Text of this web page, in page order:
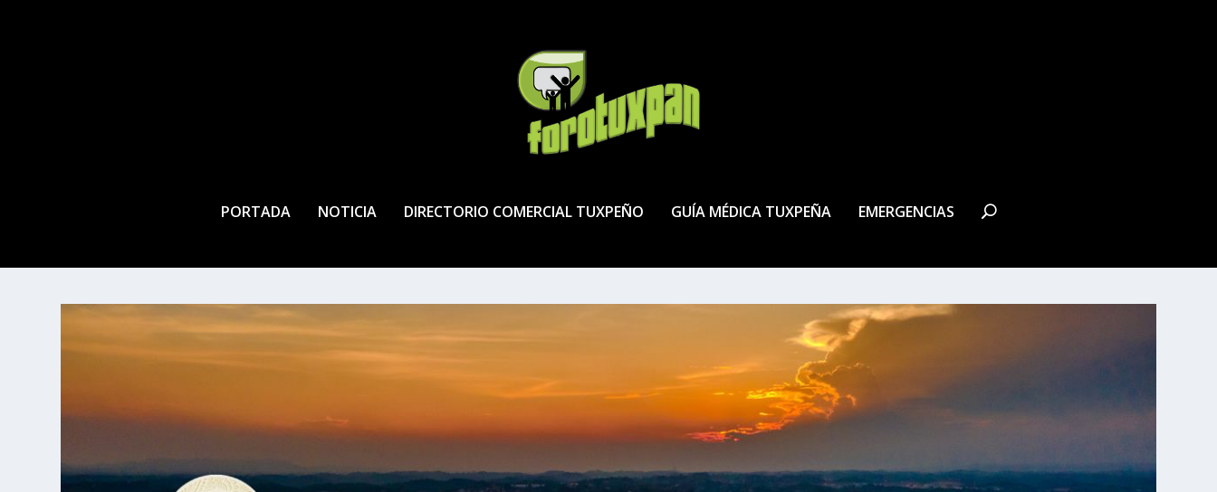
PORTADA NOTICIA DIRECTORIO COMERCIAL TUXPEÑO GUÍA MÉDICA TUXPEÑA EMERGENCIAS